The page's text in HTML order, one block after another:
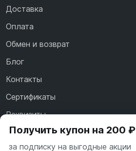
Доставка
Оплата
Обмен и возврат
Блог
Контакты
Сертификаты
Реквизиты
Договор оферты
Получить купон на 200 ₽
за подписку на выгодные акции